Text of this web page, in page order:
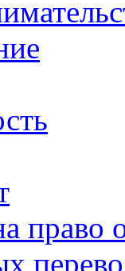
право